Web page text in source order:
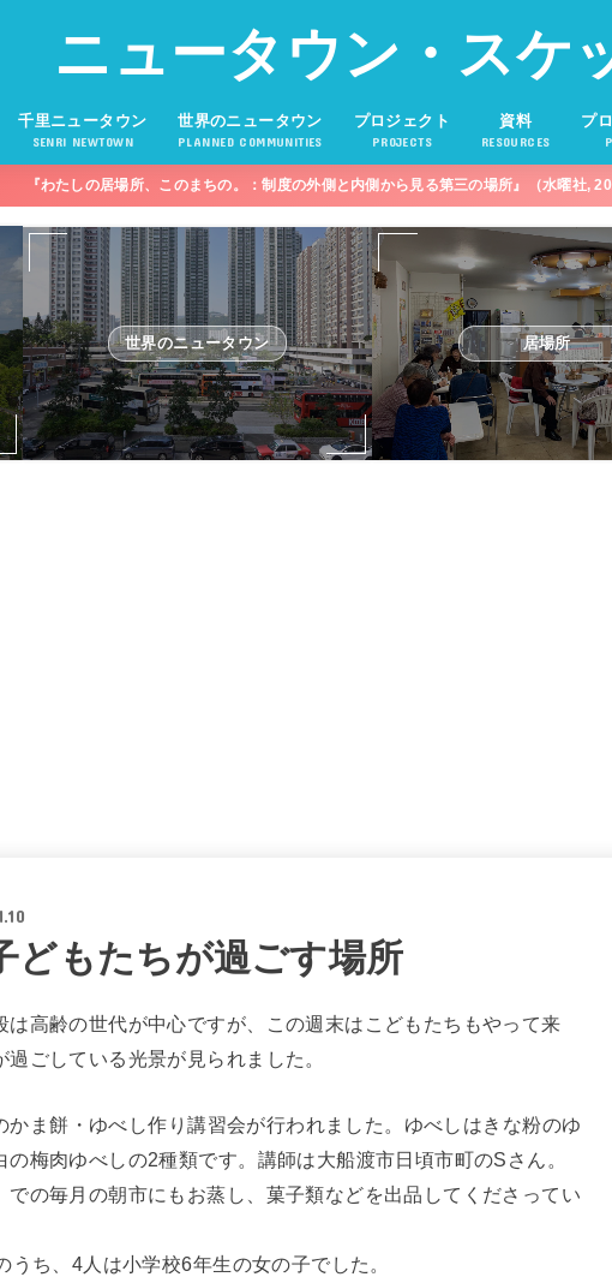
ニュータウン・スケ
千里ニュータウン
SENRI NEWTOWN
世界のニュータウン
PLANNED COMMUNITIES
プロジェクト
PROJECTS
資料
RESOURCES
プ
『わたしの居場所、このまちの。：制度の外側と内側から見る第三の場所』（水曜社,
世界のニュータウン 居場所
どもたちが過ごす場所
は高齢の世代が中心ですが、この週末はこどもたちもやって来
ごしている光景が見られました。
ま餅・ゆべし作り講習会が行われました。ゆべしはきな粉のゆ
梅肉ゆべしの2種類です。講師は大船渡市日頃市町のSさん。
での毎月の朝市にもお蒸し、菓子類などを出品してくださってい
ち、4人は小学校6年生の女の子でした。